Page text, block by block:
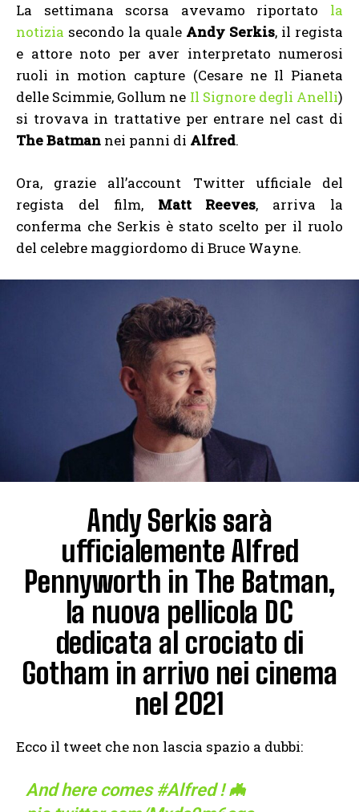
La settimana scorsa avevamo riportato la
notizia secondo la quale Andy Serkis, il regista
e attore noto per aver interpretato numerosi
ruoli in motion capture (Cesare ne Il Pianeta
delle Scimmie, Gollum ne Il Signore degli Anelli)
si trovava in trattative per entrare nel cast di
The Batman nei panni di Alfred.
Ora, grazie all’account Twitter ufficiale del
regista del film, Matt Reeves, arriva la
conferma che Serkis è stato scelto per il ruolo
del celebre maggiordomo di Bruce Wayne.
Andy Serkis sarà
ufficialemente Alfred
Pennyworth in The Batman,
la nuova pellicola DC
dedicata al crociato di
Gotham in arrivo nei cinema
nel 2021
Ecco il tweet che non lascia spazio a dubbi:
And here comes #Alfred! 🦇